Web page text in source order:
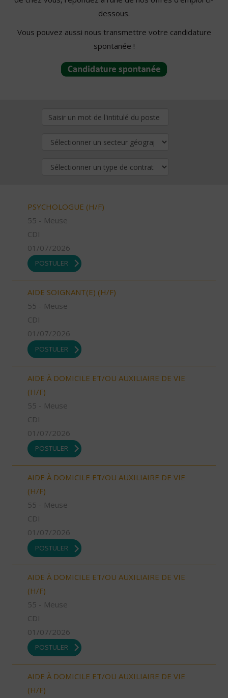
dessous.
Vous pouvez aussi nous transmettre votre candidature
spontanée !
PSYCHOLOGUE (H/F)
55 - Meuse
CDI
01/07/2026
POSTULER
AIDE SOIGNANT(E) (H/F)
55 - Meuse
CDI
01/07/2026
POSTULER
AIDE À DOMICILE ET/OU AUXILIAIRE DE VIE
(H/F)
55 - Meuse
CDI
01/07/2026
POSTULER
AIDE À DOMICILE ET/OU AUXILIAIRE DE VIE
(H/F)
55 - Meuse
CDI
01/07/2026
POSTULER
AIDE À DOMICILE ET/OU AUXILIAIRE DE VIE
(H/F)
55 - Meuse
CDI
01/07/2026
POSTULER
AIDE À DOMICILE ET/OU AUXILIAIRE DE VIE
(H/F)